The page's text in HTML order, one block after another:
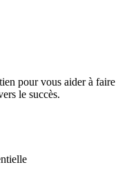
pour vous aider à faire
le succès.